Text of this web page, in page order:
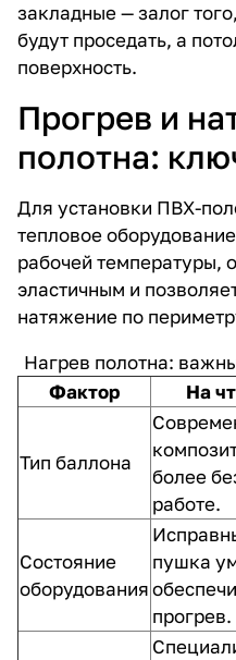
закладные — залог
будут проседать, а
поверхность.
Прогрев и
полотна:
Для установки ПВХ-
тепловое
рабочей температуры,
эластичным и
натяжение по
Нагрев полотна:
Фактор
На
Тип баллона
более
работе.
Состояние
оборудования
пушка
прогрев.